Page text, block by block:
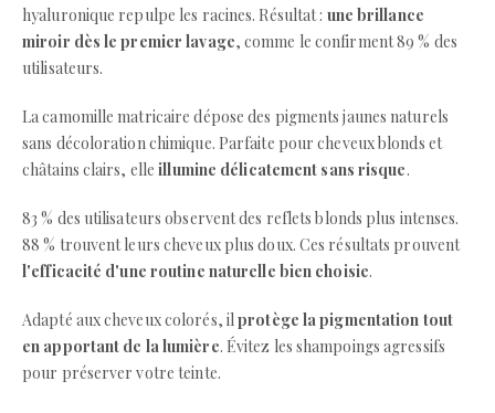
hyaluronique repulpe les racines. Résultat : une brillance
miroir dès le premier lavage, comme le confirment 89 % des
utilisateurs.
La camomille matricaire dépose des pigments jaunes naturels
sans décoloration chimique. Parfaite pour cheveux blonds et
châtains clairs, elleillumine délicatement sans risque.
83 % des utilisateurs observent des reflets blonds plus intenses.
88 % trouvent leurs cheveux plus doux. Ces résultats prouvent
l'efficacité d'une routine naturelle bien choisie.
Adapté aux cheveux colorés, ilprotège la pigmentation tout
en apportant de la lumière. Évitez les shampoings agressifs
pour préserver votre teinte.